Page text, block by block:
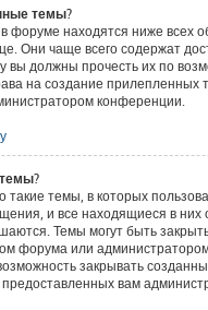
темы?
форуме находятся ниже всех
Они чаще всего содержат
должны прочесть их по
на создание прилепленных
конференции.
темы, в которых
и все находящиеся в них
Темы могут быть
форума или
закрывать
предоставленных вам